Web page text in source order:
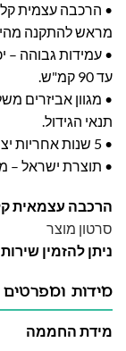
• הרכבה עצמית
מראש להתקנה
עד 90 קמ"ש.
• מגוון אביזרים
תנאי הגידול.
• 5 שנות אחריות יצרן – ביטחון ושקט נפשי.
• תוצרת ישראל –
הרכבה עצמאית
סרטון מוצר
ניתן להזמין שירות
מידות ומפרטים
מידת החממה